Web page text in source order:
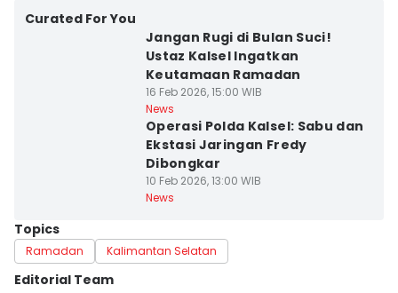
Curated For You
Jangan Rugi di Bulan Suci!
Ustaz Kalsel Ingatkan
Keutamaan Ramadan
16 Feb 2026, 15:00 WIB
News
Operasi Polda Kalsel: Sabu dan
Ekstasi Jaringan Fredy
Dibongkar
10 Feb 2026, 13:00 WIB
News
Topics
Ramadan Kalimantan Selatan
Editorial Team